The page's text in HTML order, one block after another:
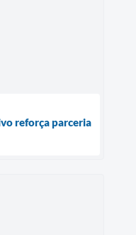
reforça parceria